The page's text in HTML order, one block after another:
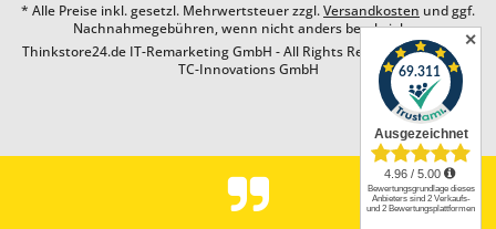
* Alle Preise inkl. gesetzl. Mehrwertsteuer zzgl.Versandkosten und ggf.
Nachnahmegebühren, wenn nicht anders beschrieben
Thinkstore24.de IT-Remarketing GmbH - All Rights Reserved. Design by
TC-Innovations GmbH
✕